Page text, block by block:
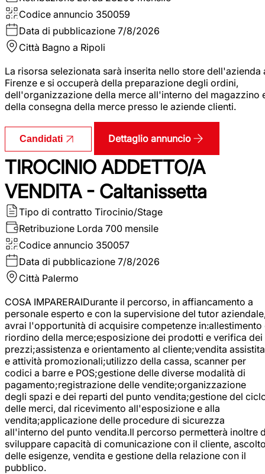
Codice annuncio 350059
Data di pubblicazione 7/8/2026
Città Bagno a Ripoli
La risorsa selezionata sarà inserita nello store dell'azienda
Firenze e si occuperà della preparazione degli ordini,
dell'organizzazione della merce all'interno del magazzino
della consegna della merce presso le aziende clienti.
Candidati Dettaglio annuncio
TIROCINIO ADDETTO/A
VENDITA - Caltanissetta
Tipo di contratto Tirocinio/Stage
Retribuzione Lorda 700 mensile
Codice annuncio 350057
Data di pubblicazione 7/8/2026
Città Palermo
COSA IMPARERAIDurante il percorso, in affiancamento a
personale esperto e con la supervisione del tutor
avrai l'opportunità di acquisire competenze in:allestimento
riordino della merce;esposizione dei prodotti e verifica dei
prezzi;assistenza e orientamento al cliente;vendita assistita
e attività promozionali;utilizzo della cassa, scanner per
codici a barre e POS;gestione delle diverse modalità di
pagamento;registrazione delle vendite;organizzazione
degli spazi e dei reparti del punto vendita;gestione del
delle merci, dal ricevimento all'esposizione e alla
vendita;applicazione delle procedure di sicurezza
all'interno del punto vendita.Il percorso permetterà inoltre
sviluppare capacità di comunicazione con il cliente,
delle esigenze, vendita e gestione della relazione con il
pubblico.